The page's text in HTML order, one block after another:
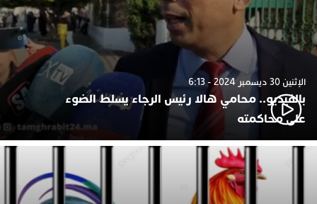
الإثنين 30 ديسمبر 2024 - 6:13
بالفيديو.. محامي هالا رئيس الرجاء يسلط الضوء
على محاكمته